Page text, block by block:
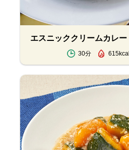
エスニッククリームカレー
30分 615kcal